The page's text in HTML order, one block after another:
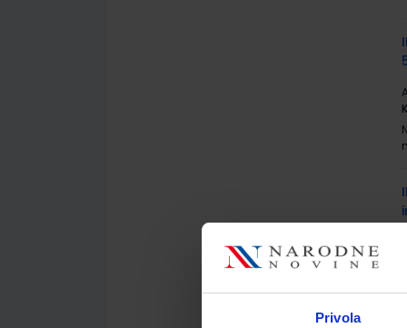
Privola